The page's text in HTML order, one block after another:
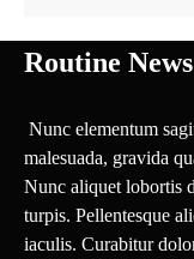
Routine News
Nunc elementum
malesuada, gravida
Nunc aliquet lobortis
turpis. Pellentesque
iaculis. Curabitur